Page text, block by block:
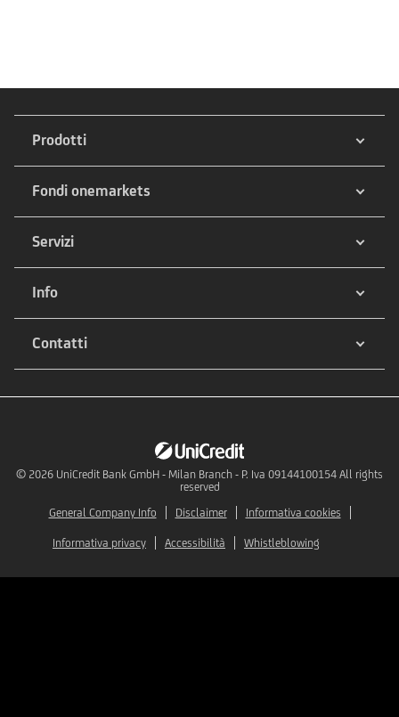
Prodotti
Fondi onemarkets
Servizi
Info
Contatti
© 2026 UniCredit Bank GmbH - Milan Branch - P. Iva 09144100154 All rights
reserved
General Company Info
Disclaimer Informativa cookies
Informativa privacy Accessibilità Whistleblowing